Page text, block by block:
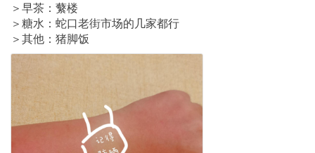
＞早茶：蘩楼
＞糖水：蛇口老街市场的几家都行
＞其他：猪脚饭